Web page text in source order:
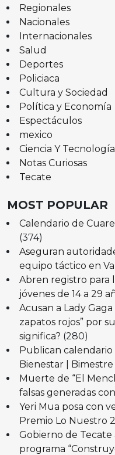
Regionales
Nacionales
Internacionales
Salud
Deportes
Policiaca
Cultura y Sociedad
Política y Economía
Espectáculos
mexico
Ciencia Y Tecnología
Notas Curiosas
Tecate
MOST POPULAR
Calendario de
(374)
Aseguran
equipo táctico en
Abren registro para
jóvenes de 14 a 29
Acusan a Lady
zapatos rojos” por
significa? (280)
Publican calendario
Bienestar |
Muerte de “El
falsas generadas
Yeri Mua posa con
Premio Lo Nuestro
Gobierno de Tecate
programa